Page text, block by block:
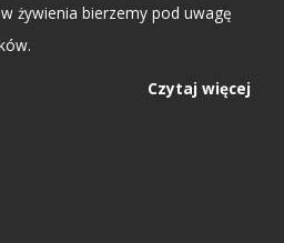
żywienia bierzemy pod uwagę
Czytaj więcej